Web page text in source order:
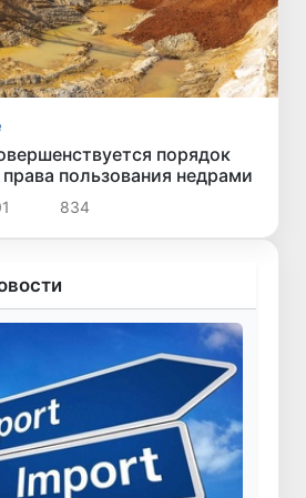
порядок
пользования недрами
834